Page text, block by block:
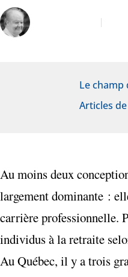
Le champ
Articles
Au moins deux
largement dominante :
carrière professionnelle.
individus à la retraite
Au Québec, il y a trois